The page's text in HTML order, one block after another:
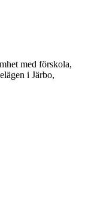
med förskola,
i Järbo,